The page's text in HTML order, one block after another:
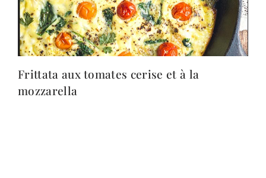
Frittata aux tomates cerise et à la
mozzarella